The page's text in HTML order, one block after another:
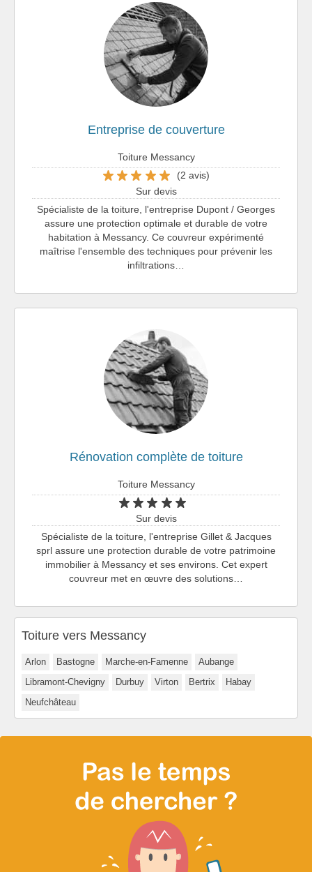
Entreprise de couverture
Toiture Messancy
(2 avis)
Sur devis
Spécialiste de la toiture, l'entreprise Dupont / Georges
assure une protection optimale et durable de votre
habitation à Messancy. Ce couvreur expérimenté
maîtrise l'ensemble des techniques pour prévenir les
infiltrations…
Rénovation complète de toiture
Toiture Messancy
Sur devis
Spécialiste de la toiture, l'entreprise Gillet & Jacques
sprl assure une protection durable de votre patrimoine
immobilier à Messancy et ses environs. Cet expert
couvreur met en œuvre des solutions…
Toiture vers Messancy
Arlon Bastogne Marche-en-Famenne
Aubange
Libramont-Chevigny
Durbuy Virton Bertrix
Habay
Neufchâteau